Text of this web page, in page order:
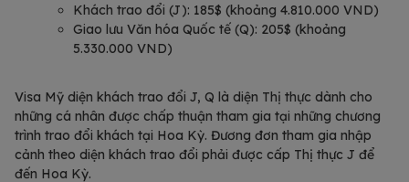
Khách trao đổi (J): 185$ (khoảng 4.810.000 VND)
Giao lưu Văn hóa Quốc tế (Q): 205$ (khoảng
5.330.000 VND)
Visa Mỹ diện khách trao đổi J, Q là diện Thị thực dành cho
những cá nhân được chấp thuận tham gia tại những chương
trình trao đổi khách tại Hoa Kỳ. Đương đơn tham gia nhập
cảnh theo diện khách trao đổi phải được cấp Thị thực J để
đến Hoa Kỳ.